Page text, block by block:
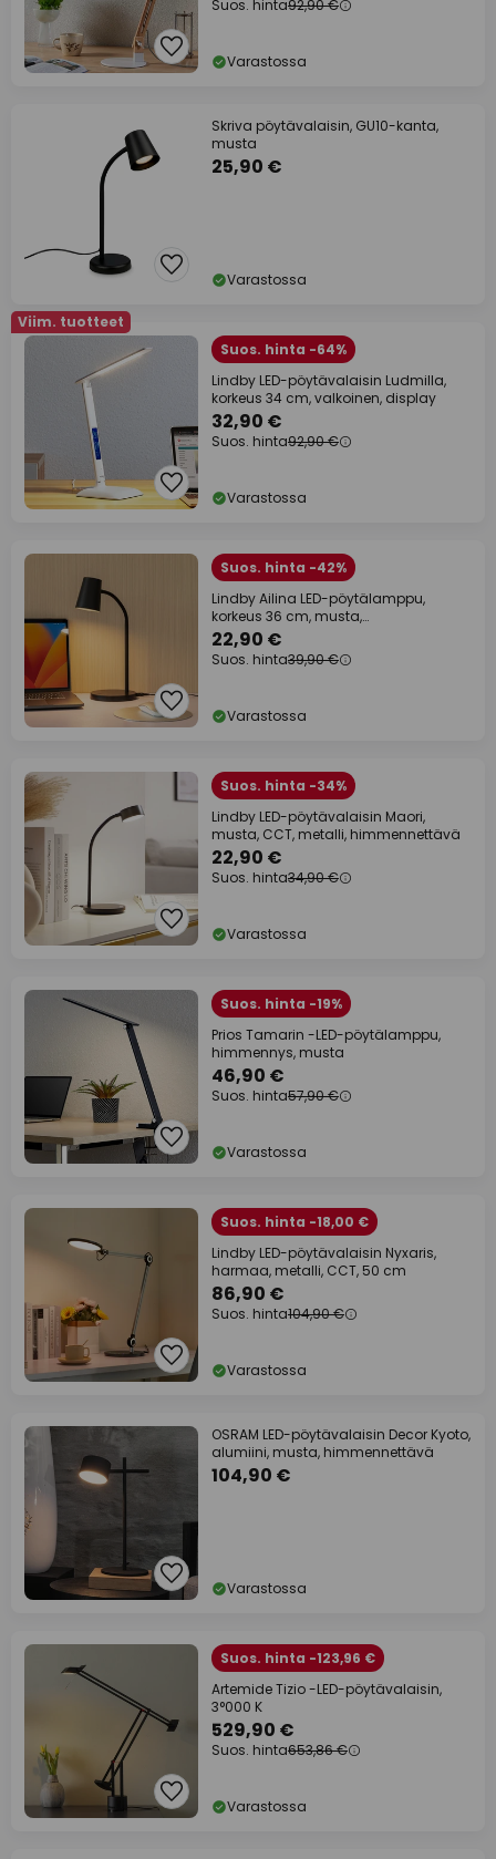
Suos. hinta92,90 €
Varastossa
Skriva pöytävalaisin, GU10-kanta,
musta
25,90 €
Varastossa
Viim. tuotteet
Suos. hinta -64%
Lindby LED-pöytävalaisin Ludmilla,
korkeus 34 cm, valkoinen, display
32,90 €
Suos. hinta92,90 €
Varastossa
Suos. hinta -42%
Lindby Ailina LED-pöytälamppu,
korkeus 36 cm, musta,
himmennettävä
22,90 €
Suos. hinta39,90 €
Varastossa
Suos. hinta -34%
Lindby LED-pöytävalaisin Maori,
musta, CCT, metalli, himmennettävä
22,90 €
Suos. hinta34,90 €
Varastossa
Suos. hinta -19%
Prios Tamarin -LED-pöytälamppu,
himmennys, musta
46,90 €
Suos. hinta57,90 €
Varastossa
Suos. hinta -18,00 €
Lindby LED-pöytävalaisin Nyxaris,
harmaa, metalli, CCT, 50 cm
86,90 €
Suos. hinta104,90 €
Varastossa
OSRAM LED-pöytävalaisin Decor Kyoto,
alumiini, musta, himmennettävä
104,90 €
Varastossa
Suos. hinta -123,96 €
Artemide Tizio -LED-pöytävalaisin,
3°000 K
529,90 €
Suos. hinta653,86 €
Varastossa